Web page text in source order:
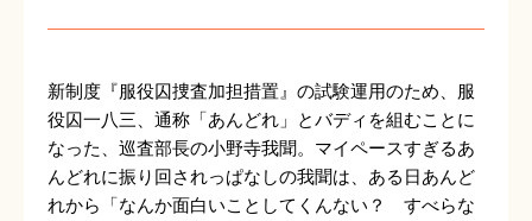
新制度『服役囚捜査加担措置』の試験運用のため、服
役囚一八三、通称「あんどれ」とバディを組むことに
なった、巡査部長の小野寺我聞。マイペースすぎるあ
んどれに振り回されっぱなしの我聞は、ある日あんど
れから「なんか面白いことしてくんない？ すべらな